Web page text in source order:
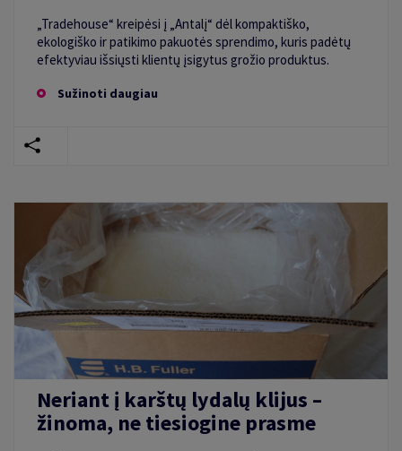
„Tradehouse“ kreipėsi į „Antalį“ dėl kompaktiško,
ekologiško ir patikimo pakuotės sprendimo, kuris padėtų
efektyviau išsiųsti klientų įsigytus grožio produktus.
Sužinoti daugiau
Neriant į karštų lydalų klijus –
žinoma, ne tiesiogine prasme